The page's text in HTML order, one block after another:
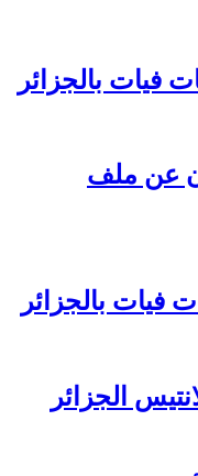
فيات بالجزائر
عن ملف
فيات بالجزائر
الجزائر